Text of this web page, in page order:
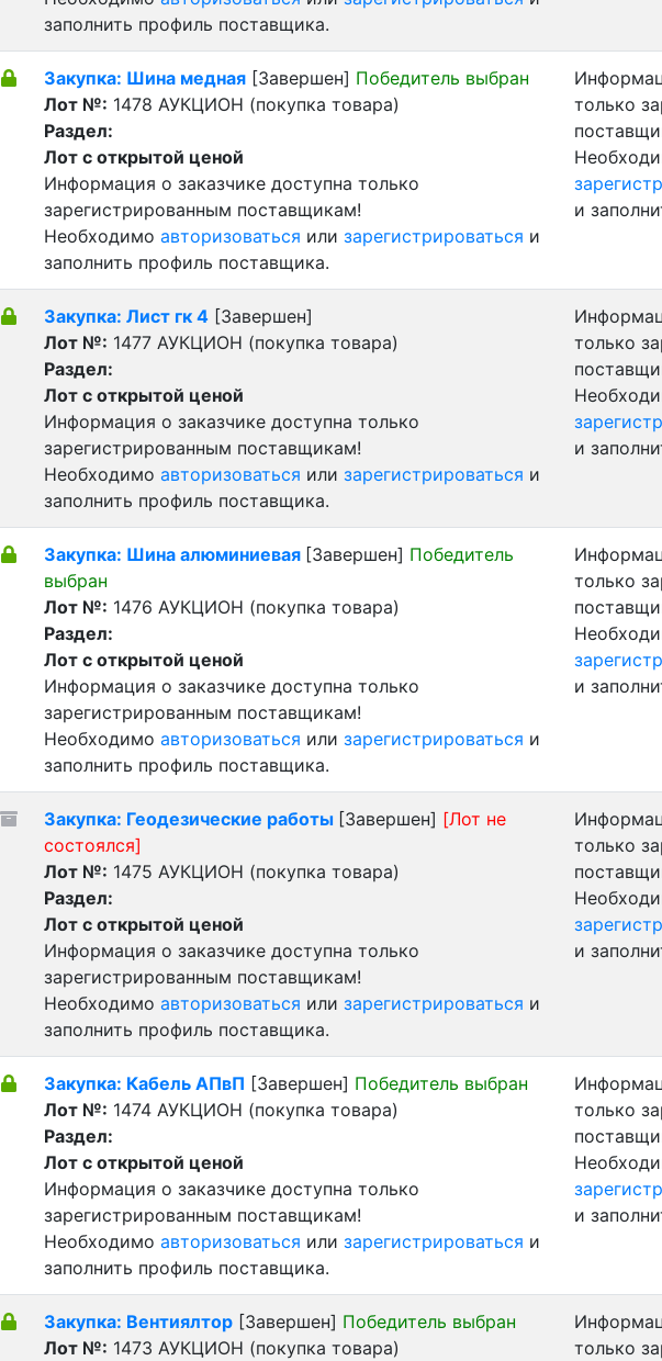
заполнить профиль поставщика.
Закупка: Шина медная [Завершен] Победитель выбран
Лот №: 1478 АУКЦИОН (покупка товара)
Раздел:
Лот с открытой ценой
Информация о заказчике доступна только
зарегистрированным поставщикам!
Необходимо авторизоваться или зарегистрироваться и
заполнить профиль поставщика.
только
и
Закупка: Лист гк 4 [Завершен]
Лот №: 1477 АУКЦИОН (покупка товара)
Раздел:
Лот с открытой ценой
Информация о заказчике доступна только
зарегистрированным поставщикам!
Необходимо авторизоваться или зарегистрироваться и
заполнить профиль поставщика.
только
и
Закупка: Шина алюминиевая [Завершен] Победитель
выбран
Лот №: 1476 АУКЦИОН (покупка товара)
Раздел:
Лот с открытой ценой
Информация о заказчике доступна только
зарегистрированным поставщикам!
Необходимо авторизоваться или зарегистрироваться и
заполнить профиль поставщика.
только
и
Закупка: Геодезические работы [Завершен] [Лот не
состоялся]
Лот №: 1475 АУКЦИОН (покупка товара)
Раздел:
Лот с открытой ценой
Информация о заказчике доступна только
зарегистрированным поставщикам!
Необходимо авторизоваться или зарегистрироваться и
заполнить профиль поставщика.
только
и
Закупка: Кабель АПвП [Завершен] Победитель выбран
Лот №: 1474 АУКЦИОН (покупка товара)
Раздел:
Лот с открытой ценой
Информация о заказчике доступна только
зарегистрированным поставщикам!
Необходимо авторизоваться или зарегистрироваться и
заполнить профиль поставщика.
только
и
Закупка: Вентиялтор [Завершен] Победитель выбран
Лот №: 1473 АУКЦИОН (покупка товара)
только